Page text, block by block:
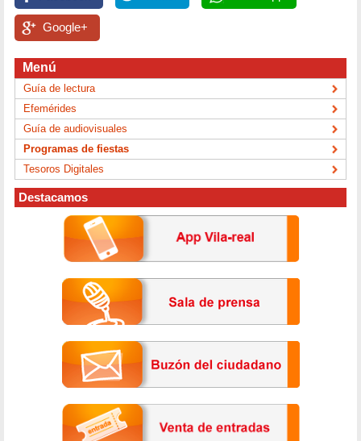
Google+
Menú
Guía de lectura
Efemérides
Guía de audiovisuales
Programas de fiestas
Tesoros Digitales
Destacamos